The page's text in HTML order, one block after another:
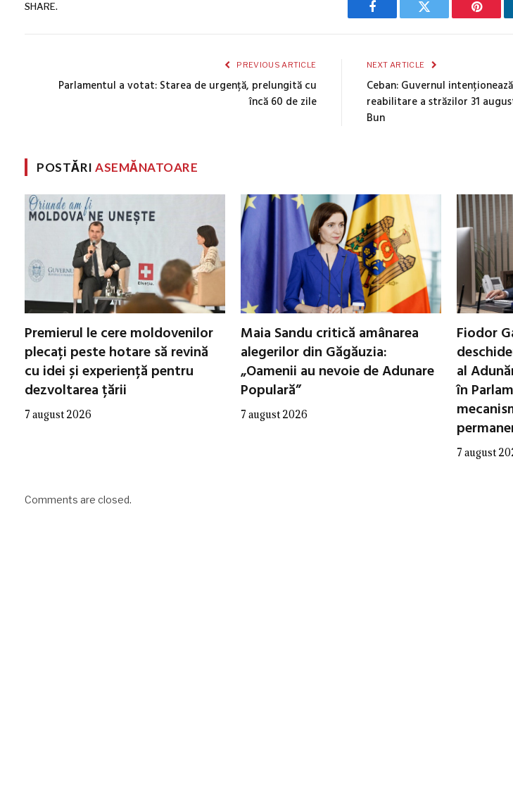
SHARE.
Facebook Twitter
PREVIOUS ARTICLE
Parlamentul a votat: Starea de urgență, prelungită cu
încă 60 de zile
NEXT ARTICLE
Ceban: Guvernul
reabilitare a străzilor 31
Bun
POSTĂRIASEMĂNATOARE
Premierul le cere moldovenilor
plecați peste hotare să revină
cu idei și experiență pentru
dezvoltarea țării
7 august 2026
Maia Sandu critică amânarea
alegerilor din Găgăuzia:
„Oamenii au nevoie de Adunare
Populară”
7 august 2026
Fiodor
al
în
7 august
Comments are closed.